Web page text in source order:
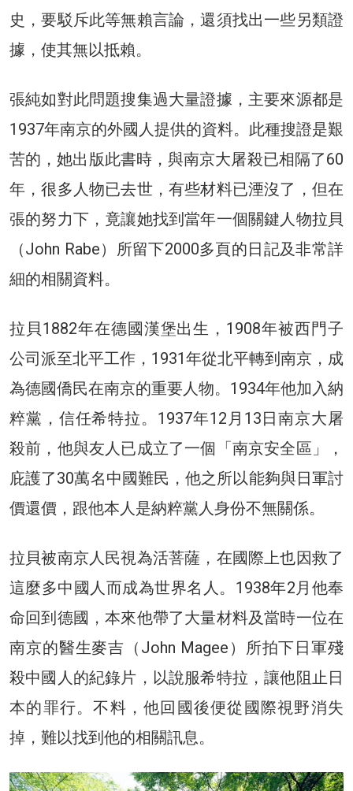
史，要駁斥此等無賴言論，還須找出一些另類證
據，使其無以抵賴。
張純如對此問題搜集過大量證據，主要來源都是
1937年南京的外國人提供的資料。此種搜證是艱
苦的，她出版此書時，與南京大屠殺已相隔了60
年，很多人物已去世，有些材料已湮沒了，但在
張的努力下，竟讓她找到當年一個關鍵人物拉貝
（John Rabe）所留下2000多頁的日記及非常詳
細的相關資料。
拉貝1882年在德國漢堡出生，1908年被西門子
公司派至北平工作，1931年從北平轉到南京，成
為德國僑民在南京的重要人物。1934年他加入納
粹黨，信任希特拉。1937年12月13日南京大屠
殺前，他與友人已成立了一個「南京安全區」，
庇護了30萬名中國難民，他之所以能夠與日軍討
價還價，跟他本人是納粹黨人身份不無關係。
拉貝被南京人民視為活菩薩，在國際上也因救了
這麼多中國人而成為世界名人。1938年2月他奉
命回到德國，本來他帶了大量材料及當時一位在
南京的醫生麥吉（John Magee）所拍下日軍殘
殺中國人的紀錄片，以說服希特拉，讓他阻止日
本的罪行。不料，他回國後便從國際視野消失
掉，難以找到他的相關訊息。